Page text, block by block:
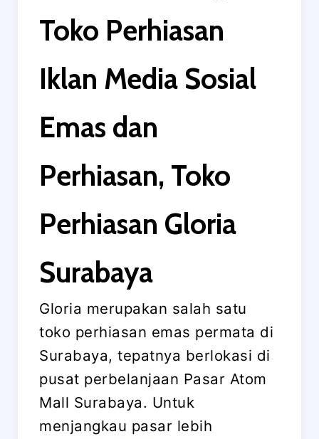
Toko Perhiasan
Iklan Media Sosial
Emas dan
Perhiasan, Toko
Perhiasan Gloria
Surabaya
Gloria merupakan salah satu
toko perhiasan emas permata di
Surabaya, tepatnya berlokasi di
pusat perbelanjaan Pasar Atom
Mall Surabaya. Untuk
menjangkau pasar lebih